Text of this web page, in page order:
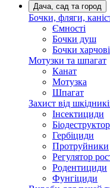
Дача, сад та город
Бочки, фляги,
Ємності
Бочки душ
Бочки харчові
Мотузки та шпагат
Канат
Мотузка
Шпагат
Захист від
Інсектициди
Біодеструктор
Гербіциди
Протруйники
Регулятор
Родентициди
Фунгіциди